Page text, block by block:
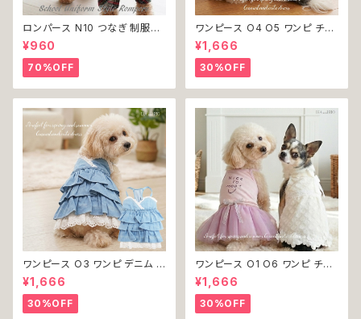
ロンパース N10 つなぎ 制服風
チェック柄 グレー 灰色 コスチュ
ーム コスプレ ドッグウェア dog
犬 猫 ペット 服 犬服 洋服 オシ
ャレ かわいい 小型犬 返品交換
不可
¥960
70%OFF
ワンピース O4 O5 ワンピ チェ
ック プリーツ レース 女の子 犬
犬服 小型 猫 服 洋服 ペット do
g ドッグウェア おしゃれ かわい
い 返品交換不可
¥1,666
30%OFF
ワンピース O3 ワンピ デニム プ
リーツ レース 女の子 犬 犬服
小型 猫 服 洋服 ペット dog ド
ッグウェア おしゃれ かわいい 返
品交換不可
¥1,666
30%OFF
ワンピース O1 O6 ワンピ チュ
ール レース 花 フラワー 女の子
犬 犬服 小型 猫 服 洋服 ペット
dog ドッグウェア おしゃれ かわ
いい 返品交換不可
¥1,666
30%OFF